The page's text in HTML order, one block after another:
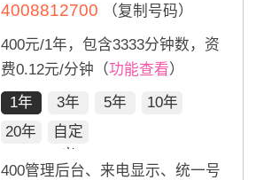
4008812700 （复制号码）
400元/1年，包含3333分钟数，资
费0.12元/分钟（功能查看）
1年 3年 5年
10年
20年
自定
义
400管理后台、来电显示、统一号